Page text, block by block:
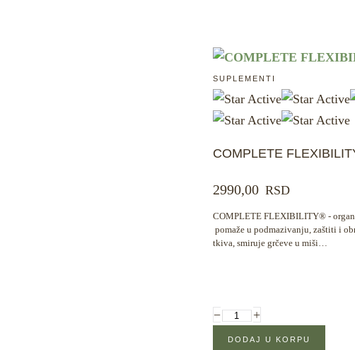
SUPLEMENTI
COMPLETE
2990,00 RSD
COMPLETE FLEXIBILITY️® -
pomaže u podmazivanju, zaštiti i
tkiva, smiruje grčeve u miši…
− +